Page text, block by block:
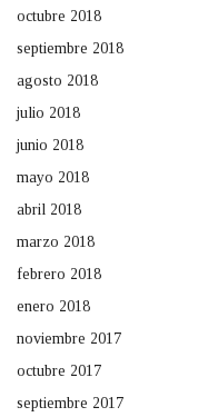
octubre 2018
septiembre 2018
agosto 2018
julio 2018
junio 2018
mayo 2018
abril 2018
marzo 2018
febrero 2018
enero 2018
noviembre 2017
octubre 2017
septiembre 2017